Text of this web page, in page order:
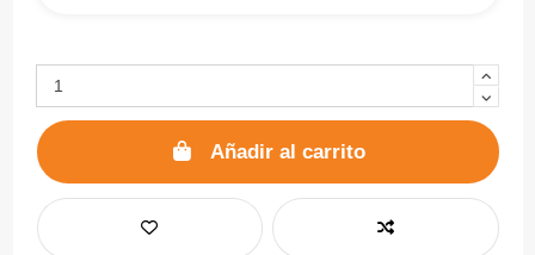
Añadir al carrito